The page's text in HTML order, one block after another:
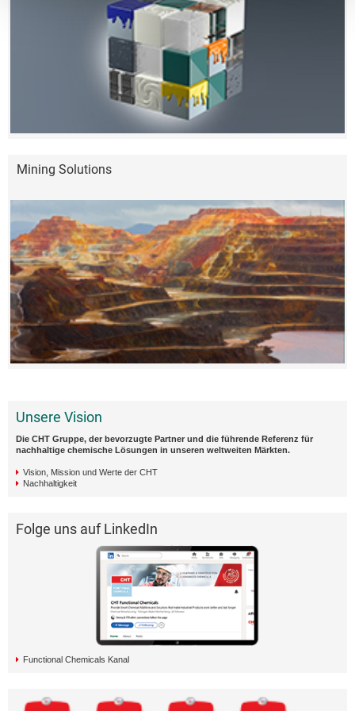
Mining Solutions
Unsere Vision
Die CHT Gruppe, der bevorzugte Partner und die führende Referenz für
nachhaltige chemische Lösungen in unseren weltweiten Märkten.
Vision, Mission und Werte der CHT
Nachhaltigkeit
Folge uns auf LinkedIn
Functional Chemicals Kanal